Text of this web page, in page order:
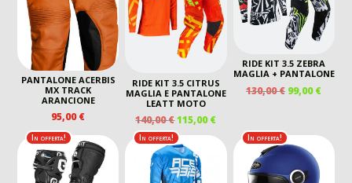
PANTALONE ACERBIS
MX TRACK
ARANCIONE
95,00€
RIDE KIT 3.5 CITRUS
MAGLIA E PANTALONE
LEATT MOTO
140,00€IL
PREZZO
ORIGINALE
ERA:
140,00 €.
115,00€IL
PREZZO
ATTUALE
115,00 €.
RIDE KIT 3.5 ZEBRA
MAGLIA + PANTALONE
130,00€ IL
ERA:
130,00 €.
99,00€IL
99,00
In offerta! In offerta! In offerta!